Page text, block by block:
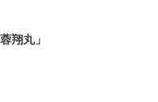
翔丸」